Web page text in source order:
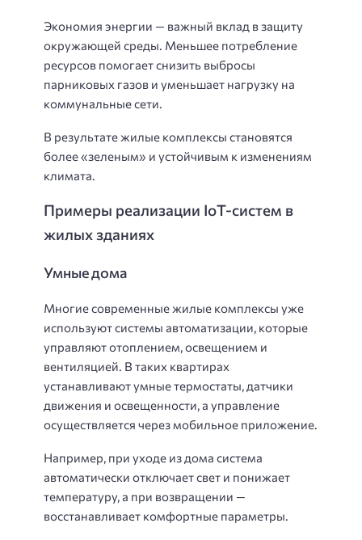
Экономия энергии — важный вклад в защиту
окружающей среды. Меньшее потребление
ресурсов помогает снизить выбросы
парниковых газов и уменьшает нагрузку на
коммунальные сети.
В результате жилые комплексы становятся
более «зеленым» и устойчивым к изменениям
климата.
Примеры реализации IoT-систем в
жилых зданиях
Умные дома
Многие современные жилые комплексы уже
используют системы автоматизации, которые
управляют отоплением, освещением и
вентиляцией. В таких квартирах
устанавливают умные термостаты, датчики
движения и освещенности, а управление
осуществляется через мобильное приложение.
Например, при уходе из дома система
автоматически отключает свет и понижает
температуру, а при возвращении —
восстанавливает комфортные параметры.